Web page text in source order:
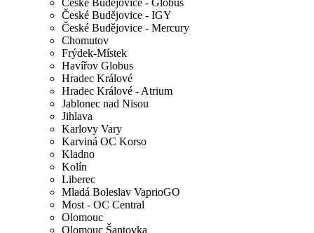
České Budějovice - IGY
České Budějovice - Mercury
Chomutov
Frýdek-Místek
Havířov Globus
Hradec Králové
Hradec Králové - Atrium
Jablonec nad Nisou
Jihlava
Karlovy Vary
Karviná OC Korso
Kladno
Kolín
Liberec
Mladá Boleslav VaprioGO
Most - OC Central
Olomouc
Olomouc Šantovka